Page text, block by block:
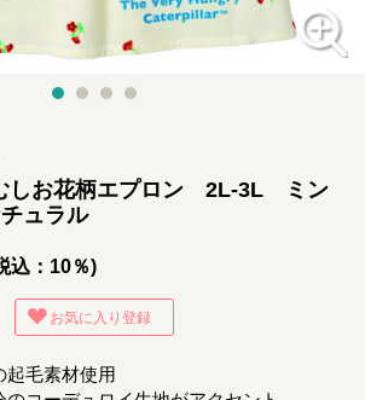
しお花柄エプロン 2L-3L ミン
ュラル
込：10％)
お気に入り登録
起毛素材使用